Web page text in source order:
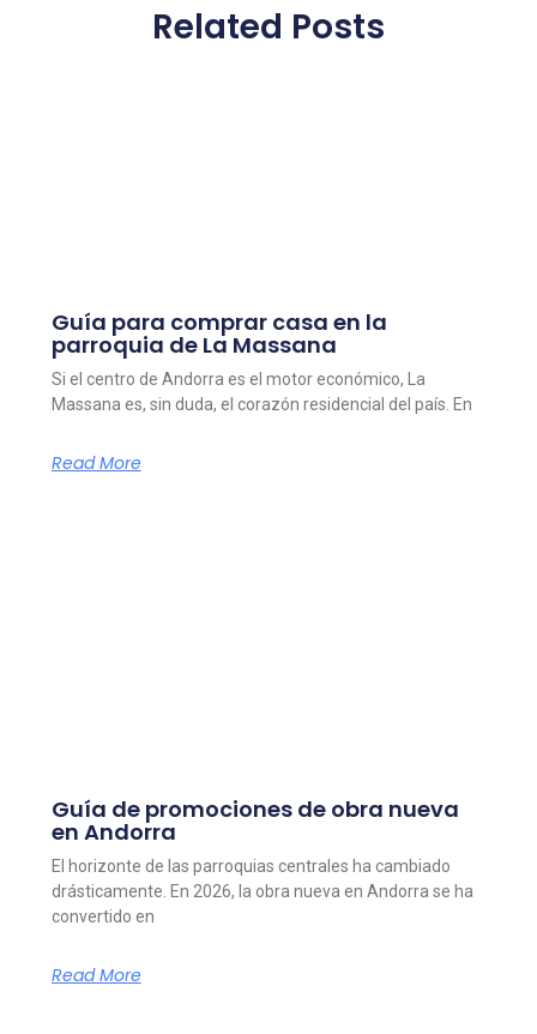
Related Posts
Guía para comprar casa en la
parroquia de La Massana
Si el centro de Andorra es el motor económico, La
Massana es, sin duda, el corazón residencial del país. En
Read More
Guía de promociones de obra nueva
en Andorra
El horizonte de las parroquias centrales ha cambiado
drásticamente. En 2026, la obra nueva en Andorra se ha
convertido en
Read More